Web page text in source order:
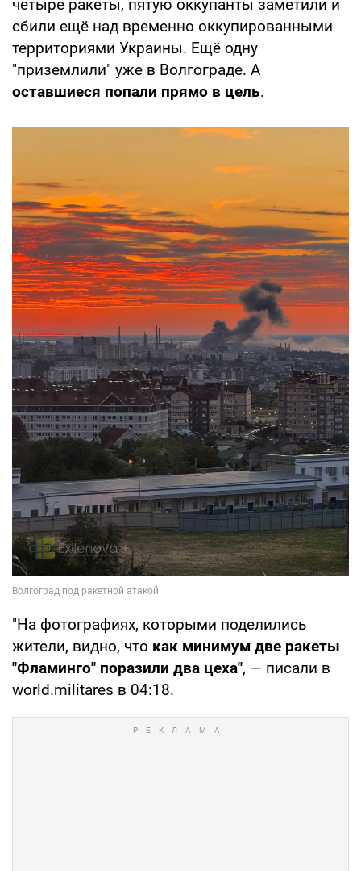
четыре ракеты, пятую оккупанты заметили и
сбили ещё над временно оккупированными
территориями Украины. Ещё одну
"приземлили" уже в Волгограде. А
оставшиеся попали прямо в цель.
"На фотографиях, которыми поделились
жители, видно, что как минимум две ракеты
"Фламинго" поразили два цеха", — писали в
world.militares в 04:18.